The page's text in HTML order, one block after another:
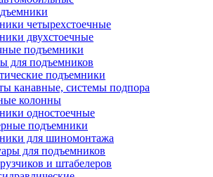
четырехстоечные
двухстоечные
подъемники
для подъемников
подъемники
канавные, системы подпора
колонны
одностоечные
подъемники
для шиномонтажа
для подъемников
и штабелеров